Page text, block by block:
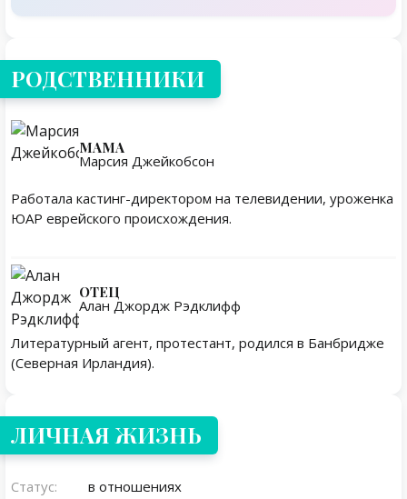
Родственники
РОДСТВЕННИКИ
МАМА
Марсия Джейкобсон
Работала кастинг-директором на телевидении, уроженка
ЮАР еврейского происхождения.
ОТЕЦ
Алан Джордж Рэдклифф
Литературный агент, протестант, родился в Банбридже
(Северная Ирландия).
Личная жизнь
ЛИЧНАЯ ЖИЗНЬ
Статус:
в отношениях